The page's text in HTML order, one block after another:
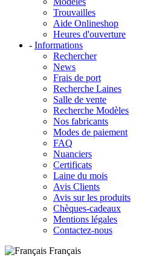
Trouvailles
Aide Onlineshop
Heures d'ouverture
- Informations
Rechercher
News
Frais de port
Recherche Laines
Salle de vente
Recherche Modèles
Nos fabricants
Modes de paiement
FAQ
Nuanciers
Certificats
Laine du mois
Avis Clients
Avis sur les produits
Chèques-cadeaux
Mentions légales
Contactez-nous
Français